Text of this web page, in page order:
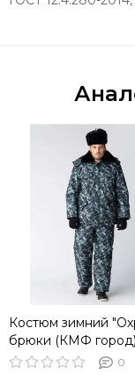
Костюм зимний
брюки (КМФ город)
0